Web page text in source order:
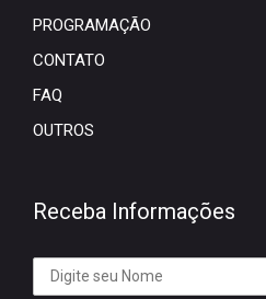
PROGRAMAÇÃO
CONTATO
FAQ
OUTROS
Receba Informações